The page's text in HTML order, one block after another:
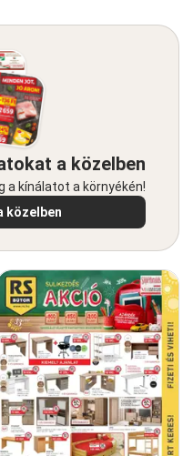
a közelben
a kínálatot a környékén!
közelben